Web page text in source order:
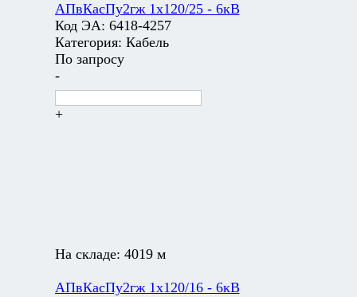
АПвКасПу2гж 1х120/25 - 6кВ
Код ЭА: 6418-4257
Категория: Кабель
По запросу
-
+
На складе: 4019 м
АПвКасПу2гж 1х120/16 - 6кВ